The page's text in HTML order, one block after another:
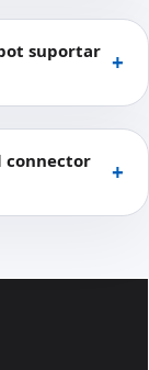
suportar
connector